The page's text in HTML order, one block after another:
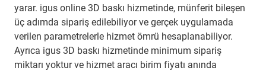
yarar. igus online 3D baskı hizmetinde, münferit bileşen
üç adımda sipariş edilebiliyor ve gerçek uygulamada
verilen parametrelerle hizmet ömrü hesaplanabiliyor.
Ayrıca igus 3D baskı hizmetinde minimum sipariş
miktarı yoktur ve hizmet aracı birim fiyatı anında